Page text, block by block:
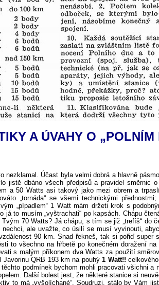
A ÚVAHY O „POLNÍM
nezklamal. Účast byla velmi dobrá a hlavně
jistě dbáno všech předpisů a pravidel
a 50 Watts asi takový jako mezi obrem a
„tornáda“ se všemi technickými
„pípadlem“ 1 Watt mám držeti krok s
já to musím „vyštrachati“ po kapsách. Chápu
70 Watts? Já chápu, s tím se již „trefíš“ do
ale uvažte, co úsilí se musí vyvinouti,
90 km. Snad řekneš, tak si pořiď super
to všechno na hřbetě po konečném doražení
s malým příkonem dva Watts za použití
Javorinu QRB 193 km na pouhý1 Watt!!
podmínek bychom mohli pracovati všichni a
Další bolest jest, že některé stanice si
to má „vyšolíchané“. Soudruzi, stálo by Vám